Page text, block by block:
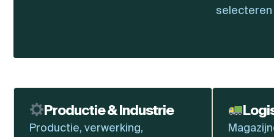
selecteren
Productie & Industrie
Productie, verwerking,